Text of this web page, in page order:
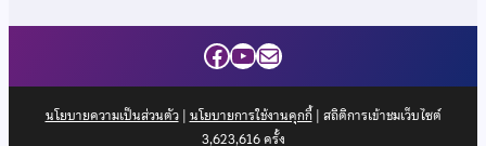
Facebook
YouTube
Mail
นโยบายความเป็นส่วนตัว| นโยบายการใช้งานคุกกี้| สถิติการเข้าชมเว็บไซต์
3,623,616ครั้ง